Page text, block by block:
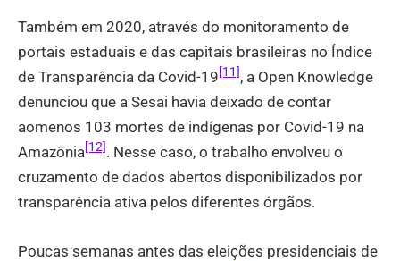
Também em 2020, através do monitoramento de
portais estaduais e das capitais brasileiras no Índice
de Transparência da Covid-19[11], a Open Knowledge
denunciou que a Sesai havia deixado de contar
aomenos 103 mortes de indígenas por Covid-19 na
Amazônia[12]. Nesse caso, o trabalho envolveu o
cruzamento de dados abertos disponibilizados por
transparência ativa pelos diferentes órgãos.
Poucas semanas antes das eleições presidenciais de